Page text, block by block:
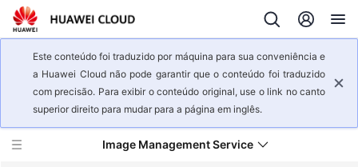
Este conteúdo foi traduzido por máquina para sua conveniência e
a Huawei Cloud não pode garantir que o conteúdo foi traduzido
com precisão. Para exibir o conteúdo original, use o link no canto
superior direito para mudar para a página em inglês.
Image Management Service